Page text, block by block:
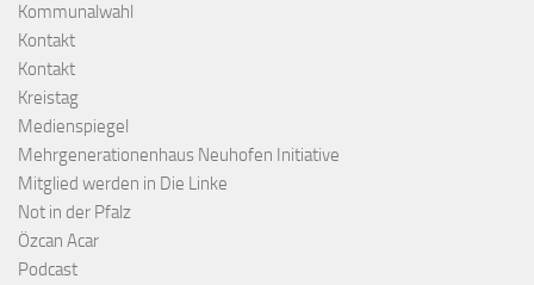
Kommunalwahl
Kontakt
Kontakt
Kreistag
Medienspiegel
Mehrgenerationenhaus Neuhofen Initiative
Mitglied werden in Die Linke
Not in der Pfalz
Özcan Acar
Podcast